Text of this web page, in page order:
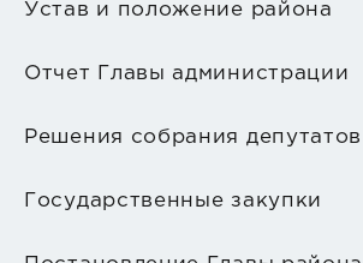
Устав и положение района
Отчет Главы администрации
Решения собрания депутатов
Государственные закупки